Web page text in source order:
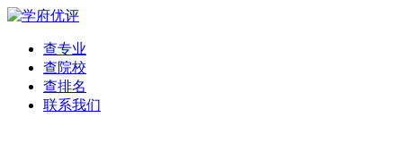
查专业
查院校
查排名
联系我们